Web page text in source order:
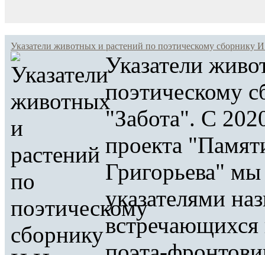
Указатели животных и растений по поэтическому сборнику
Указатели
поэтическому
"Забота". С
проекта
Григорьева"
указателями
встречающихся